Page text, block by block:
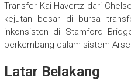
Transfer Kai Havertz dari
kejutan besar di bursa
inkonsisten di Stamford
berkembang dalam sistem
Latar Belakang